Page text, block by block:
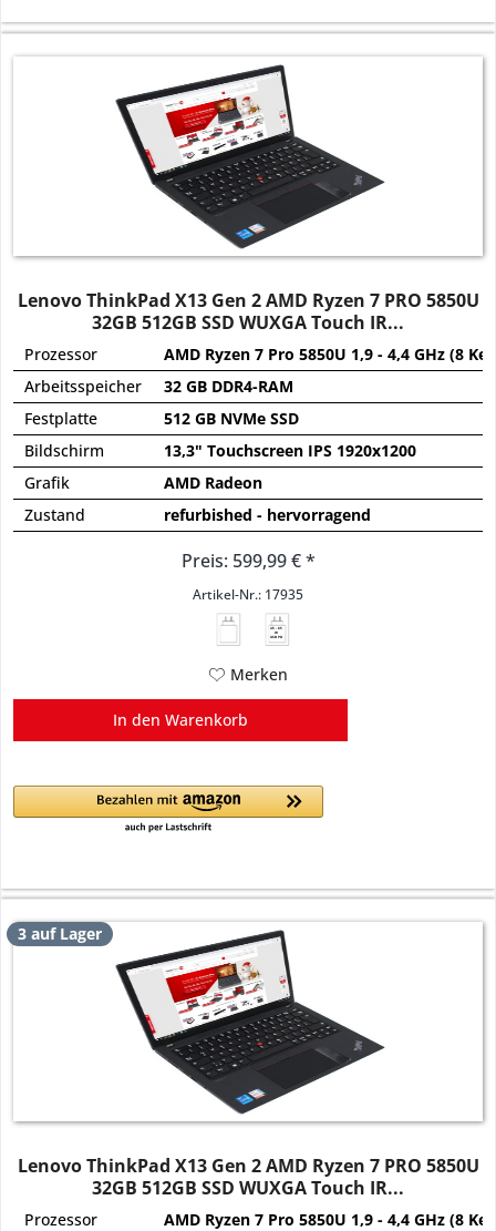
Lenovo ThinkPad X13 Gen 2 AMD Ryzen 7 PRO 5850U
32GB 512GB SSD WUXGA Touch IR...
Prozessor
AMD Ryzen 7 Pro 5850U 1,9 - 4,4 GHz (8
Arbeitsspeicher
32 GB DDR4-RAM
Festplatte
512 GB NVMe SSD
Bildschirm
13,3" Touchscreen IPS 1920x1200
Grafik
AMD Radeon
Zustand
refurbished - hervorragend
Preis: 599,99 € *
Artikel-Nr.: 17935
45 - 65
W
USB PD
Merken
In den Warenkorb
3 auf Lager
Lenovo ThinkPad X13 Gen 2 AMD Ryzen 7 PRO 5850U
32GB 512GB SSD WUXGA Touch IR...
Prozessor
AMD Ryzen 7 Pro 5850U 1,9 - 4,4 GHz (8